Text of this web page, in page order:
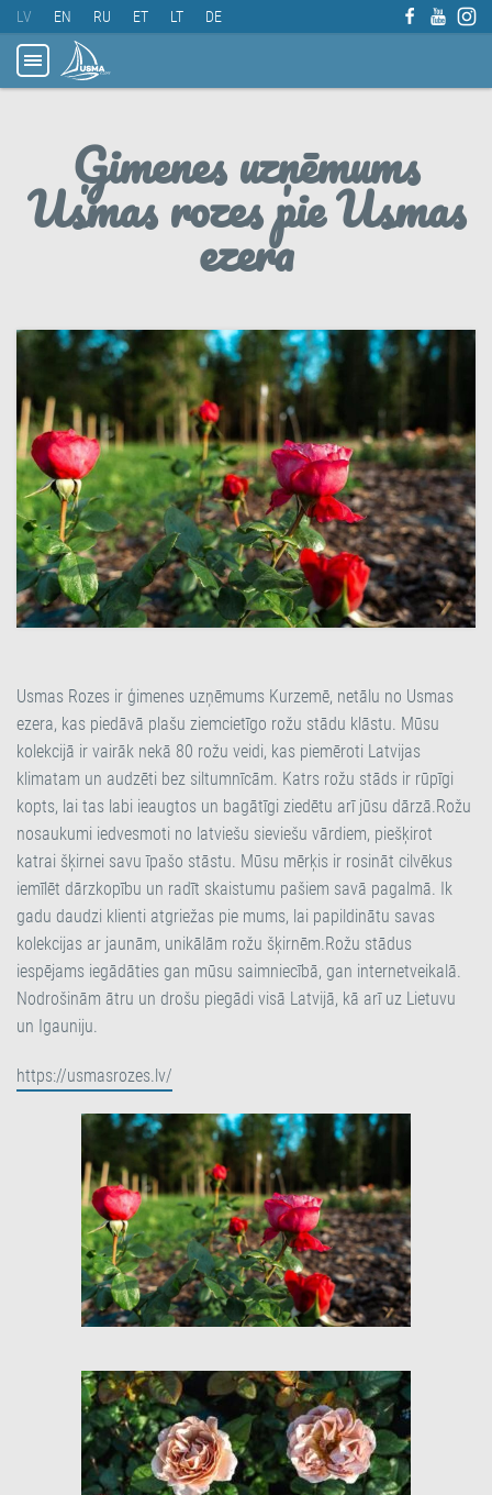
LV EN RU ET LT DE
Ģimenes uzņēmums
Usmas rozes pie Usmas
ezera
Usmas Rozes ir ģimenes uzņēmums Kurzemē, netālu no Usmas
ezera, kas piedāvā plašu ziemcietīgo rožu stādu klāstu. Mūsu
kolekcijā ir vairāk nekā 80 rožu veidi, kas piemēroti Latvijas
klimatam un audzēti bez siltumnīcām. Katrs rožu stāds ir rūpīgi
kopts, lai tas labi ieaugtos un bagātīgi ziedētu arī jūsu dārzā.Rožu
nosaukumi iedvesmoti no latviešu sieviešu vārdiem, piešķirot
katrai šķirnei savu īpašo stāstu. Mūsu mērķis ir rosināt cilvēkus
iemīlēt dārzkopību un radīt skaistumu pašiem savā pagalmā. Ik
gadu daudzi klienti atgriežas pie mums, lai papildinātu savas
kolekcijas ar jaunām, unikālām rožu šķirnēm.Rožu stādus
iespējams iegādāties gan mūsu saimniecībā, gan internetveikalā.
Nodrošinām ātru un drošu piegādi visā Latvijā, kā arī uz Lietuvu
un Igauniju.
https://usmasrozes.lv/